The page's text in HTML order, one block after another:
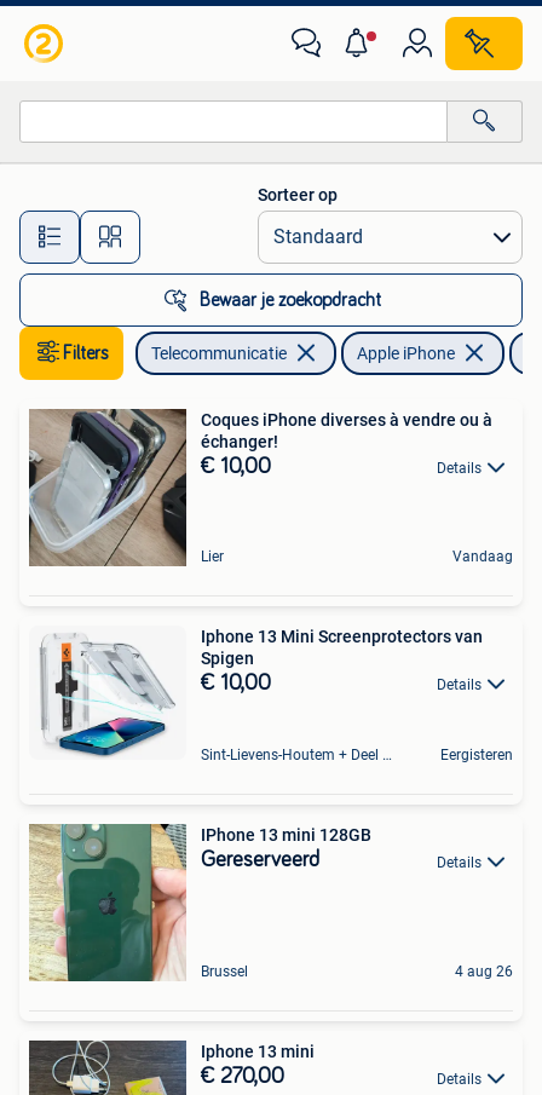
Alle afstanden…
Sorteer op
Bewaar je zoekopdracht
Filters Telecommunicatie Apple iPhone
Coques iPhone diverses à vendre ou à
échanger!
€ 10,00 Details
Lier Vandaag
Iphone 13 Mini Screenprotectors van
Spigen
€ 10,00 Details
Sint-Lievens-Houtem + Deel Oombergen Eergisteren
IPhone 13 mini 128GB
Gereserveerd Details
Brussel 4 aug 26
Iphone 13 mini
€ 270,00 Details